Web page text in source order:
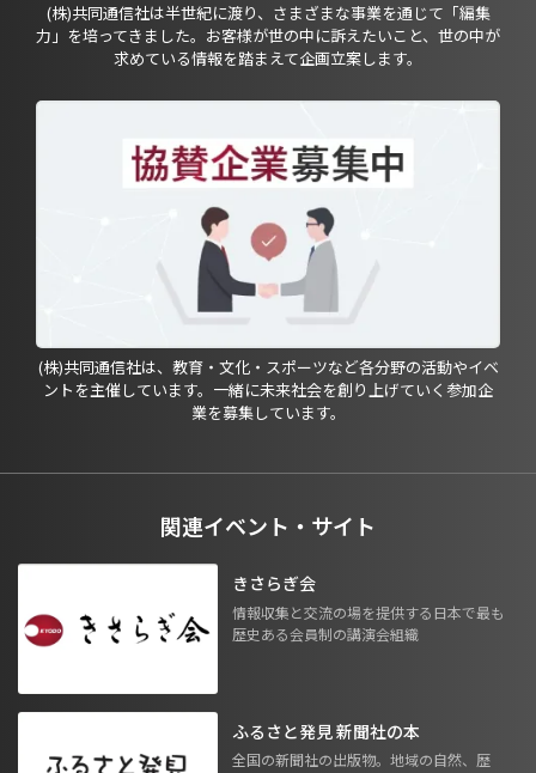
(株)共同通信社は半世紀に渡り、さまざまな事業を通じて「編集
力」を培ってきました。お客様が世の中に訴えたいこと、世の中が
求めている情報を踏まえて企画立案します。
(株)共同通信社は、教育・文化・スポーツなど各分野の活動やイベ
ントを主催しています。一緒に未来社会を創り上げていく参加企
業を募集しています。
関連イベント・サイト
きさらぎ会
情報収集と交流の場を提供する日本で最も
歴史ある会員制の講演会組織
ふるさと発見 新聞社の本
全国の新聞社の出版物。地域の自然、歴